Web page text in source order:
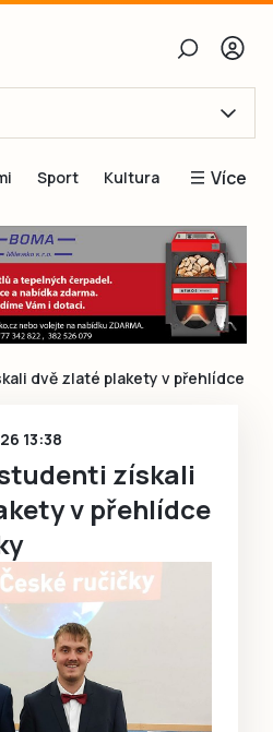
Obnovit heslo
se
přes Facebook
chci se
Sport Kultura Více
Blogy
Inspirace
Čtenáři píší
Speciální přílohy
dvě zlaté plakety v přehlídce
13:38
získali
v přehlídce